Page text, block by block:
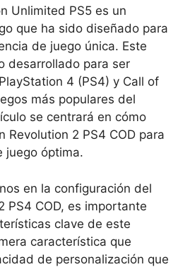
Unlimited PS5 es un
que ha sido diseñado para
de juego única. Este
desarrollado para ser
4 (PS4) y Call of
más populares del
se centrará en cómo
Revolution 2 PS4 COD para
juego óptima.
en la configuración del
PS4 COD, es importante
clave de este
característica que
de personalización que